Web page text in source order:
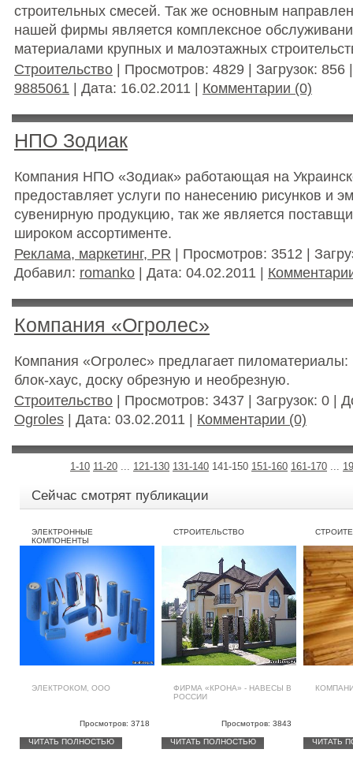
строительных смесей. Так же основным
нашей фирмы является комплексное
материалами крупных и малоэтажных
Строительство | Просмотров: 4829 | Загрузок: 856
9885061 | Дата: 16.02.2011 Комментарии (0)
НПО Зодиак
Компания НПО «Зодиак» работающая на
предоставляет услуги по нанесению рисунков и
сувенирную продукцию, так же является
широком ассортименте.
Реклама, маркетинг, PR | Просмотров: 3512 |
Добавил: romanko | Дата: 04.02.2011
Компания «Огролес»
Компания «Огролес» предлагает пиломатериалы:
блок-хаус, доску обрезную и необрезную.
Строительство | Просмотров: 3437 | Загрузок: 0 |
Ogroles | Дата: 03.02.2011 Комментарии (0)
1-10 11-20 ... 121-130 131-140 141-150 151-160 161-170 ...
Сейчас смотрят публикации
ЭЛЕКТРОННЫЕ
КОМПОНЕНТЫ
ЭЛЕКТРОКОМ, ООО
Просмотров: 3718
ЧИТАТЬ ПОЛНОСТЬЮ
СТРОИТЕЛЬСТВО
ФИРМА «КРОНА» - НАВЕСЫ В
РОССИИ
Просмотров: 3843
ЧИТАТЬ ПОЛНОСТЬЮ ЧИТАТЬ